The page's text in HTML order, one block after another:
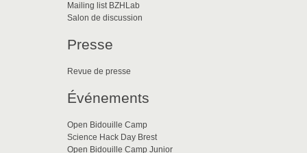
Mailing list BZHLab
Salon de discussion
Presse
Revue de presse
Événements
Open Bidouille Camp
Science Hack Day Brest
Open Bidouille Camp Junior